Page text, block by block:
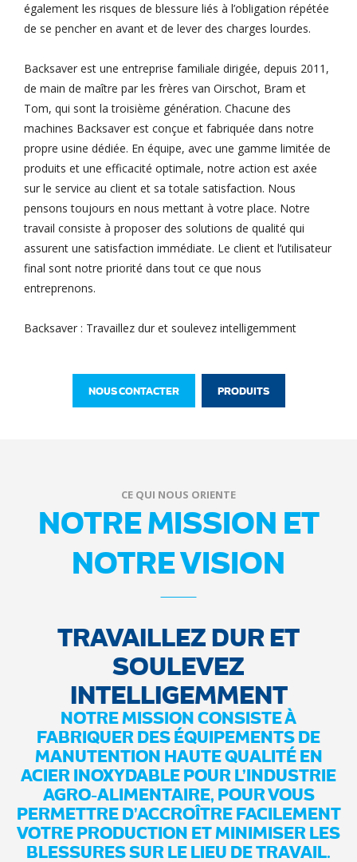
également les risques de blessure liés à l’obligation répétée
de se pencher en avant et de lever des charges lourdes.
Backsaver est une entreprise familiale dirigée, depuis 2011,
de main de maître par les frères van Oirschot, Bram et
Tom, qui sont la troisième génération. Chacune des
machines Backsaver est conçue et fabriquée dans notre
propre usine dédiée. En équipe, avec une gamme limitée de
produits et une efficacité optimale, notre action est axée
sur le service au client et sa totale satisfaction. Nous
pensons toujours en nous mettant à votre place. Notre
travail consiste à proposer des solutions de qualité qui
assurent une satisfaction immédiate. Le client et l’utilisateur
final sont notre priorité dans tout ce que nous
entreprenons.
Backsaver : Travaillez dur et soulevez intelligemment
NOUS CONTACTER PRODUITS
CE QUI NOUS ORIENTE
NOTRE MISSION ET
NOTRE VISION
TRAVAILLEZ DUR ET
SOULEVEZ
INTELLIGEMMENT
NOTRE MISSION CONSISTE À
FABRIQUER DES ÉQUIPEMENTS DE
MANUTENTION HAUTE QUALITÉ EN
ACIER INOXYDABLE POUR L’INDUSTRIE
AGRO-ALIMENTAIRE, POUR VOUS
PERMETTRE D’ACCROÎTRE FACILEMENT
VOTRE PRODUCTION ET MINIMISER LES
BLESSURES SUR LE LIEU DE TRAVAIL.